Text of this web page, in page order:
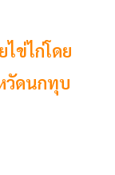
ข่ไก่โดย
วัดนกทุบ